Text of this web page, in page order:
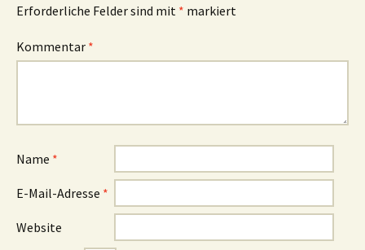
Erforderliche Felder sind mit * markiert
Kommentar *
Name *
E-Mail-Adresse *
Website